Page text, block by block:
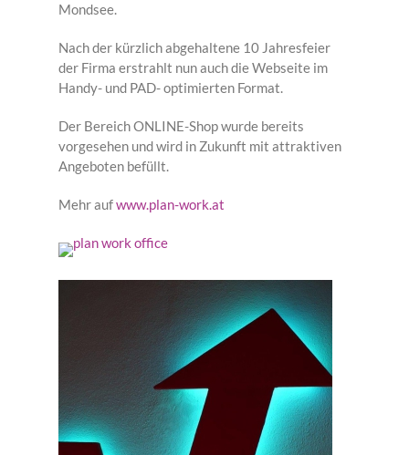
Mondsee.
Nach der kürzlich abgehaltene 10 Jahresfeier
der Firma erstrahlt nun auch die Webseite im
Handy- und PAD- optimierten Format.
Der Bereich ONLINE-Shop wurde bereits
vorgesehen und wird in Zukunft mit attraktiven
Angeboten befüllt.
Mehr aufwww.plan-work.at